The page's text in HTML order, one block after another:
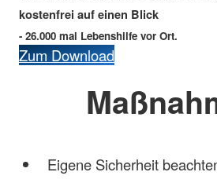
kostenfrei auf einen Blick
- 26.000 mal Lebenshilfe vor Ort.
Zum Download
Eigene Sicherheit